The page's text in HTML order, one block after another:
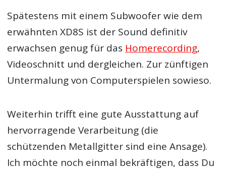
Spätestens mit einem Subwoofer wie dem
erwähnten XD8S ist der Sound definitiv
erwachsen genug für das Homerecording,
Videoschnitt und dergleichen. Zur zünftigen
Untermalung von Computerspielen sowieso.
Weiterhin trifft eine gute Ausstattung auf
hervorragende Verarbeitung (die
schützenden Metallgitter sind eine Ansage).
Ich möchte noch einmal bekräftigen, dass Du